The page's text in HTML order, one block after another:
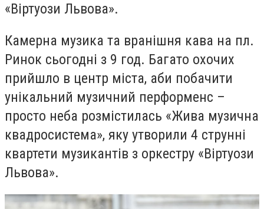
«Віртуози Львова».
Камерна музика та вранішня кава на пл.
Ринок сьогодні з 9 год. Багато охочих
прийшло в центр міста, аби побачити
унікальний музичний перформенс –
просто неба розмістилась «Жива музична
квадросистема», яку утворили 4 струнні
квартети музикантів з оркестру «Віртуози
Львова».